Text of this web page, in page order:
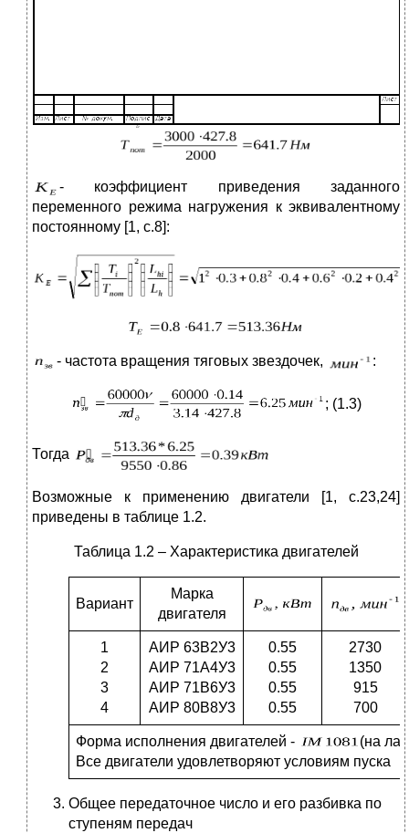
- коэффициент приведения заданного
переменного режима нагружения к эквивалентному
постоянному [1, c.8]:
- частота вращения тяговых звездочек, :
; (1.3)
Тогда
Возможные к применению двигатели [1, c.23,24]
приведены в таблице 1.2.
Таблица 1.2 – Характеристика двигателей
Вариант
Марка
двигателя
1
2
3
4
АИР 63В2У3
АИР 71А4У3
АИР 71В6У3
АИР 80В8У3
0.55
0.55
0.55
0.55
2730
1350
915
700
Форма исполнения двигателей -
(на
Все двигатели удовлетворяют условиям пуска
Общее передаточное число и его разбивка по
ступеням передач